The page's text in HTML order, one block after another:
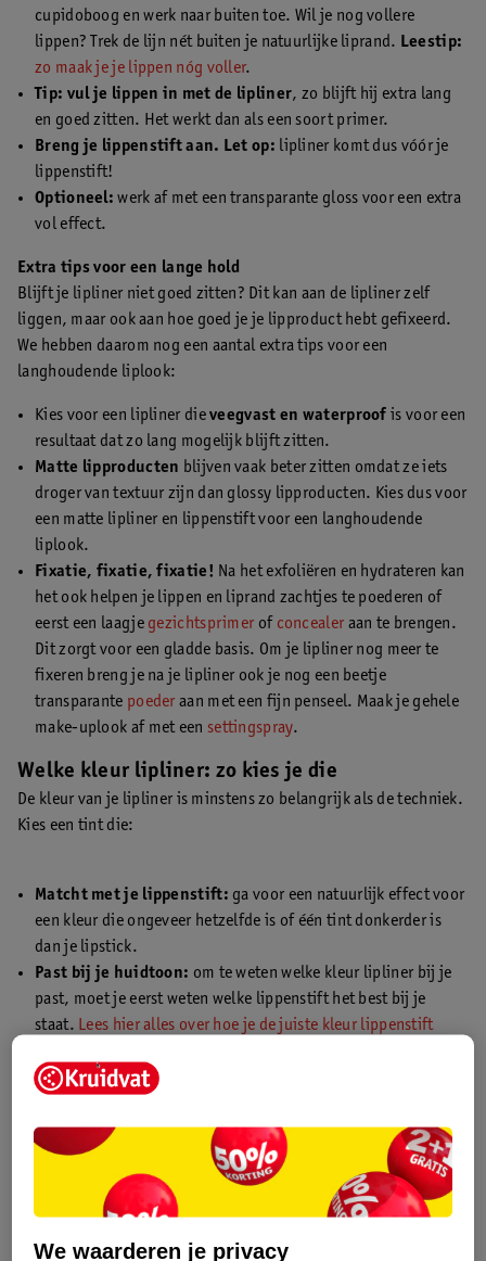
cupidoboog en werk naar buiten toe. Wil je nog vollere
lippen? Trek de lijn nét buiten je natuurlijke liprand. Leestip:
zo maak je je lippen nóg voller.
Tip: vul je lippen in met de lipliner, zo blijft hij extra lang
en goed zitten. Het werkt dan als een soort primer.
Breng je lippenstift aan. Let op: lipliner komt dus vóór je
lippenstift!
Optioneel: werk af met een transparante gloss voor een extra
vol effect.
Extra tips voor een lange hold
Blijft je lipliner niet goed zitten? Dit kan aan de lipliner zelf
liggen, maar ook aan hoe goed je je lipproduct hebt gefixeerd.
We hebben daarom nog een aantal extra tips voor een
langhoudende liplook:
Kies voor een lipliner dieveegvast en waterproof is voor een
resultaat dat zo lang mogelijk blijft zitten.
Matte lipproducten blijven vaak beter zitten omdat ze iets
droger van textuur zijn dan glossy lipproducten. Kies dus voor
een matte lipliner en lippenstift voor een langhoudende
liplook.
Fixatie, fixatie, fixatie! Na het exfoliëren en hydrateren kan
het ook helpen je lippen en liprand zachtjes te poederen of
eerst een laagje gezichtsprimer of concealer aan te brengen.
Dit zorgt voor een gladde basis. Om je lipliner nog meer te
fixeren breng je na je lipliner ook je nog een beetje
transparante poeder aan met een fijn penseel. Maak je gehele
make-uplook af met een settingspray.
Welke kleur lipliner: zo kies je die
De kleur van je lipliner is minstens zo belangrijk als de techniek.
Kies een tint die:
Matcht met je lippenstift: ga voor een natuurlijk effect voor
een kleur die ongeveer hetzelfde is of één tint donkerder is
dan je lipstick.
Past bij je huidtoon: om te weten welke kleur lipliner bij je
past, moet je eerst weten welke lippenstift het best bij je
staat. Lees hier alles over hoe je de juiste kleur lippenstift
oogkleur en haarkleur
We waarderen je privacy